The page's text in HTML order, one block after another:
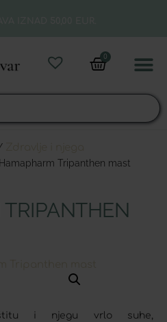
0
Tripanthen mast
i njegu vrlo suhe,